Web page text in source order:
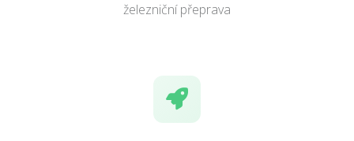
železniční přeprava